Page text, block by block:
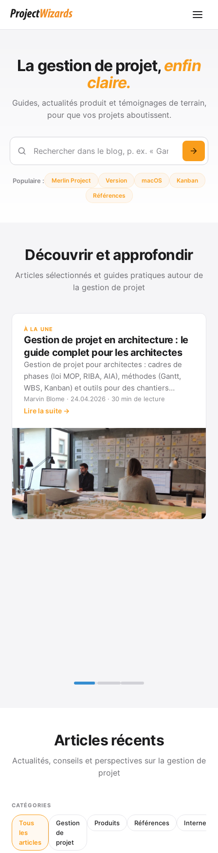
La gestion de projet,enfin
claire.
Guides, actualités produit et témoignages de terrain,
pour que vos projets aboutissent.
Rechercher
Populaire : Merlin Project Version macOS Kanban
Références
Découvrir et approfondir
Articles sélectionnés et guides pratiques autour de
la gestion de projet
À LA UNE
Gestion de projet en architecture : le
guide complet pour les architectes
Gestion de projet pour architectes : cadres de
phases (loi MOP, RIBA, AIA), méthodes (Gantt,
WBS, Kanban) et outils pour des chantiers
réellement pilotables.
Marvin Blome · 24.04.2026 · 30 min de lecture
Lire la suite →
Articles récents
Actualités, conseils et perspectives sur la gestion de
projet
CATÉGORIES
Tous
les
articles
Gestion
de
projet
Produits Références Interne